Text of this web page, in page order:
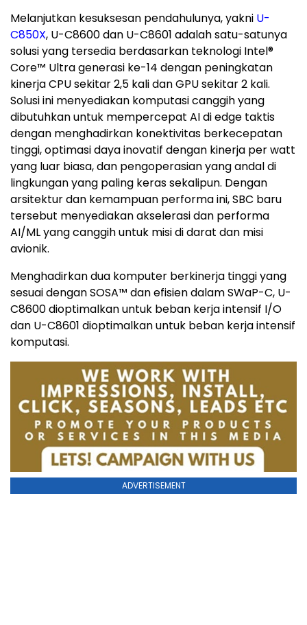
Melanjutkan kesuksesan pendahulunya, yakni U-
C850X, U-C8600 dan U-C8601 adalah satu-satunya
solusi yang tersedia berdasarkan teknologi Intel®
Core™ Ultra generasi ke-14 dengan peningkatan
kinerja CPU sekitar 2,5 kali dan GPU sekitar 2 kali.
Solusi ini menyediakan komputasi canggih yang
dibutuhkan untuk mempercepat AI di edge taktis
dengan menghadirkan konektivitas berkecepatan
tinggi, optimasi daya inovatif dengan kinerja per watt
yang luar biasa, dan pengoperasian yang andal di
lingkungan yang paling keras sekalipun. Dengan
arsitektur dan kemampuan performa ini, SBC baru
tersebut menyediakan akselerasi dan performa
AI/ML yang canggih untuk misi di darat dan misi
avionik.
Menghadirkan dua komputer berkinerja tinggi yang
sesuai dengan SOSA™ dan efisien dalam SWaP-C, U-
C8600 dioptimalkan untuk beban kerja intensif I/O
dan U-C8601 dioptimalkan untuk beban kerja intensif
komputasi.
ADVERTISEMENT